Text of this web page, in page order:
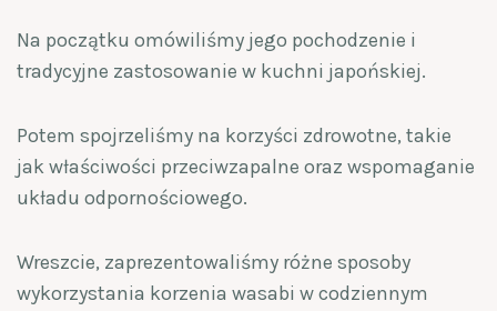
Na początku omówiliśmy jego pochodzenie i
tradycyjne zastosowanie w kuchni japońskiej.
Potem spojrzeliśmy na korzyści zdrowotne, takie
jak właściwości przeciwzapalne oraz wspomaganie
układu odpornościowego.
Wreszcie, zaprezentowaliśmy różne sposoby
wykorzystania korzenia wasabi w codziennym